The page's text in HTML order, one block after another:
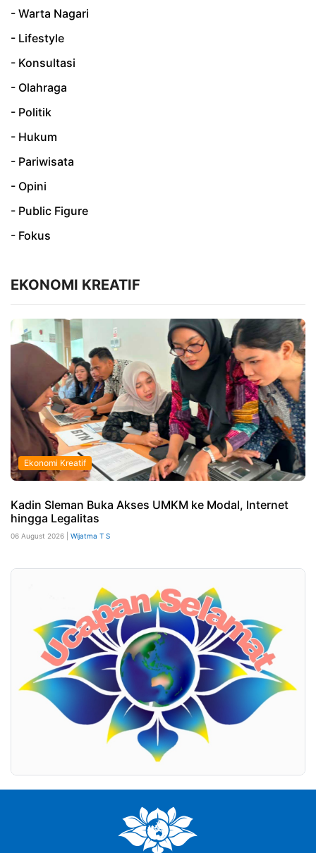
- Warta Nagari
- Lifestyle
- Konsultasi
- Olahraga
- Politik
- Hukum
- Pariwisata
- Opini
- Public Figure
- Fokus
EKONOMI KREATIF
Ekonomi Kreatif
Kadin Sleman Buka Akses UMKM ke Modal, Internet
hingga Legalitas
06 August 2026 | Wijatma T S